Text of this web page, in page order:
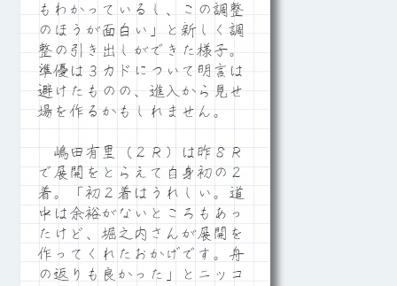
もわかっているし、この調整
のほうが面白い」と新しく調
整の引き出しができた様子。
準優は３カドについて明言は
避けたものの、進入から見せ
場を作るかもしれません。
嶋田有里（２Ｒ）は昨８Ｒ
で展開をとらえて自身初の２
着。「初２着はうれしい。道
中は余裕がないところもあっ
たけど、堀之内さんが展開を
作ってくれたおかげです。舟
の返りも良かった」とニッコ